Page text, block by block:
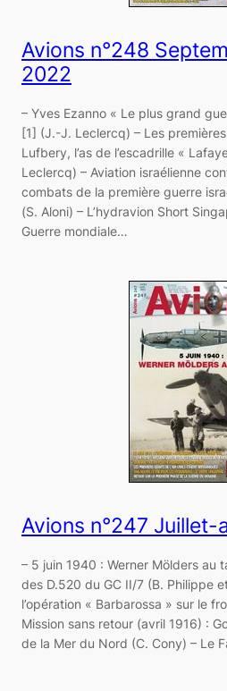
Avions n°248
2022
– Yves Ezanno « Le plus grand
[1] (J.-J. Leclercq) – Les
Lufbery, l’as de l’escadrille «
Leclercq) – Aviation israélienne
combats de la première guerre
(S. Aloni) – L’hydravion Short
Guerre mondiale…
Avions n°247 Juillet-
– 5 juin 1940 : Werner Mölders au
des D.520 du GC II/7 (B. Philippe
l’opération « Barbarossa » sur le
Mission sans retour (avril 1916) :
de la Mer du Nord (C. Cony) – Le